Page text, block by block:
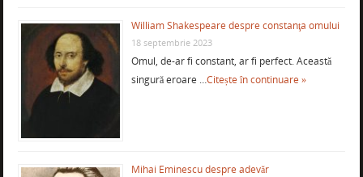
William Shakespeare despre constanţa omului
18 septembrie 2023
Omul, de-ar fi constant, ar fi perfect. Această
singură eroare …Citește în continuare »
Mihai Eminescu despre adevăr